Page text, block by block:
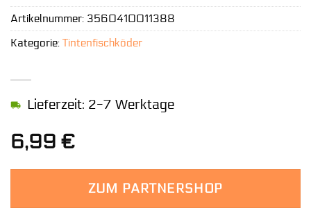
6,99 €
Lieferzeit: 2-7 Werktage
ZUM PARTNERSHOP
Artikelnummer: 3560410011388
Kategorie: Tintenfischköder